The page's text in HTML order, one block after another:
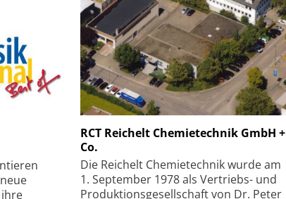
RCT Reichelt Chemietechnik GmbH +
Co.
Die Reichelt Chemietechnik wurde am
1. September 1978 als Vertriebs- und
Produktionsgesellschaft von Dr. Peter
Super-
SmarAct GmbH
kleinstem Raum